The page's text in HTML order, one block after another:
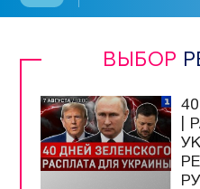
ВЫБОР
|